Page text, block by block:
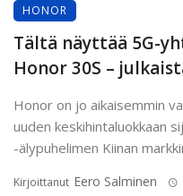
HONOR
Tältä näyttää 5G-
Honor 30S –
Honor on jo aikaisemmin
uuden keskihintaluokkaan
-älypuhelimen Kiinan
Kirjoittanut Eero Salminen